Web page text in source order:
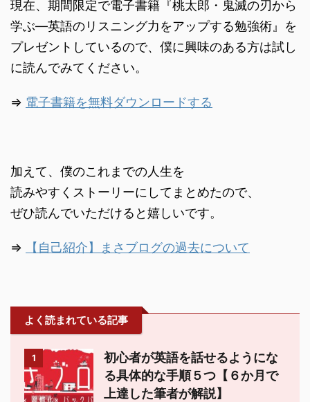
現在、期間限定で電子書籍『桃太郎・鬼滅の刃から
学ぶ―英語のリスニング力をアップする勉強術』を
プレゼントしているので、僕に興味のある方は試し
に読んでみてください。
⇒ 電子書籍を無料ダウンロードする
加えて、僕のこれまでの人生を
読みやすくストーリーにしてまとめたので、
ぜひ読んでいただけると嬉しいです。
⇒ 【自己紹介】まさブログの過去について
よく読まれている記事
1
初心者が英語を話せるようにな
る具体的な手順５つ【６か月で
上達した筆者が解説】